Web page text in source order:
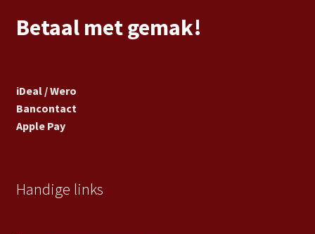
Betaal met gemak!
iDeal / Wero
Bancontact
Apple Pay
Handige links